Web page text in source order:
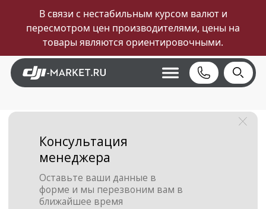
В связи с нестабильным курсом валют и
пересмотром цен производителями, цены на
товары являются ориентировочными.
менеджера
форме и мы перезвоним вам в
ближайшее время